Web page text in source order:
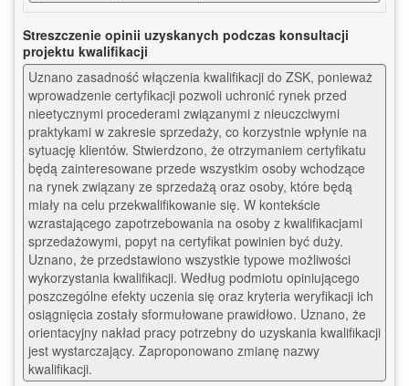
Streszczenie opinii uzyskanych podczas konsultacji
projektu kwalifikacji
Uznano zasadność włączenia kwalifikacji do ZSK, ponieważ
wprowadzenie certyfikacji pozwoli uchronić rynek przed
nieetycznymi procederami związanymi z nieuczciwymi
praktykami w zakresie sprzedaży, co korzystnie wpłynie na
sytuację klientów. Stwierdzono, że otrzymaniem certyfikatu
będą zainteresowane przede wszystkim osoby wchodzące
na rynek związany ze sprzedażą oraz osoby, które będą
miały na celu przekwalifikowanie się. W kontekście
wzrastającego zapotrzebowania na osoby z kwalifikacjami
sprzedażowymi, popyt na certyfikat powinien być duży.
Uznano, że przedstawiono wszystkie typowe możliwości
wykorzystania kwalifikacji. Według podmiotu opiniującego
poszczególne efekty uczenia się oraz kryteria weryfikacji ich
osiągnięcia zostały sformułowane prawidłowo. Uznano, że
orientacyjny nakład pracy potrzebny do uzyskania kwalifikacji
jest wystarczający. Zaproponowano zmianę nazwy
kwalifikacji.